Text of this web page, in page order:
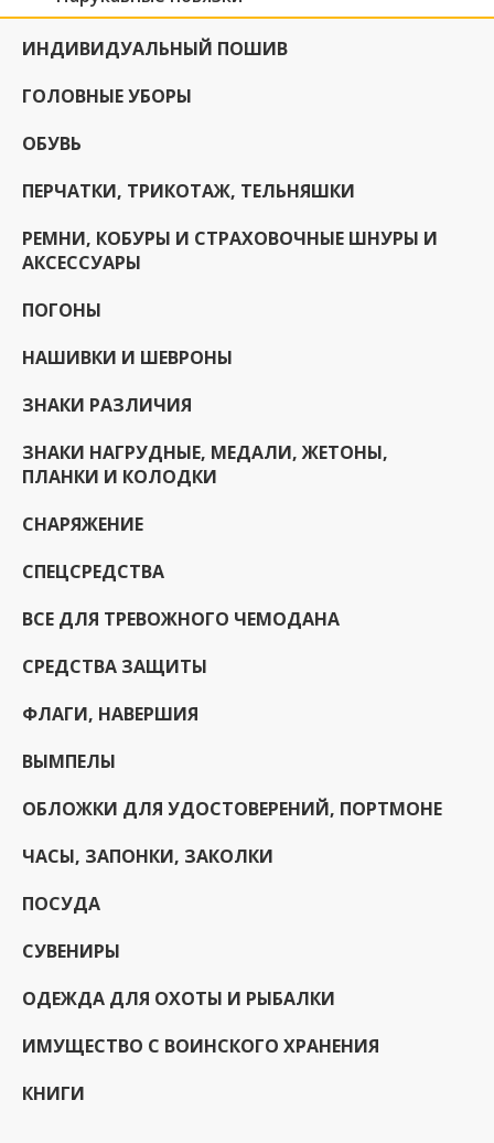
ИНДИВИДУАЛЬНЫЙ ПОШИВ
ГОЛОВНЫЕ УБОРЫ
ОБУВЬ
ПЕРЧАТКИ, ТРИКОТАЖ, ТЕЛЬНЯШКИ
РЕМНИ, КОБУРЫ И СТРАХОВОЧНЫЕ ШНУРЫ И
АКСЕССУАРЫ
ПОГОНЫ
НАШИВКИ И ШЕВРОНЫ
ЗНАКИ РАЗЛИЧИЯ
ЗНАКИ НАГРУДНЫЕ, МЕДАЛИ, ЖЕТОНЫ,
ПЛАНКИ И КОЛОДКИ
СНАРЯЖЕНИЕ
СПЕЦСРЕДСТВА
ВСЕ ДЛЯ ТРЕВОЖНОГО ЧЕМОДАНА
СРЕДСТВА ЗАЩИТЫ
ФЛАГИ, НАВЕРШИЯ
ВЫМПЕЛЫ
ОБЛОЖКИ ДЛЯ УДОСТОВЕРЕНИЙ, ПОРТМОНЕ
ЧАСЫ, ЗАПОНКИ, ЗАКОЛКИ
ПОСУДА
СУВЕНИРЫ
ОДЕЖДА ДЛЯ ОХОТЫ И РЫБАЛКИ
ИМУЩЕСТВО С ВОИНСКОГО ХРАНЕНИЯ
КНИГИ